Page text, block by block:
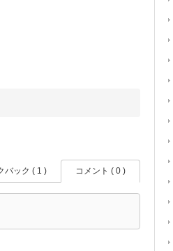
バック ( 1 ) コメント ( 0 )